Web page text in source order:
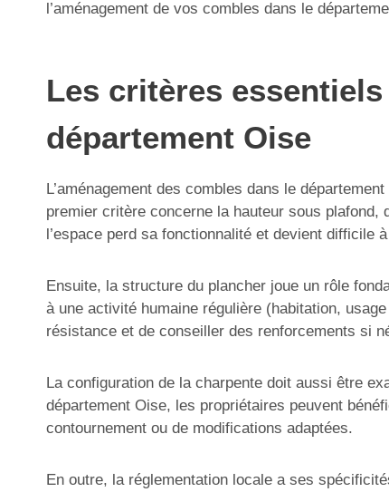
l’aménagement de vos combles dans le
Les critères
département Oise
L’aménagement des combles dans le
premier critère concerne la hauteur sous plafond,
l’espace perd sa fonctionnalité et devient difficile
Ensuite, la structure du plancher joue un rôle
à une activité humaine régulière (habitation,
résistance et de conseiller des renforcements si
La configuration de la charpente doit aussi être
département Oise, les propriétaires peuvent
contournement ou de modifications adaptées.
En outre, la réglementation locale a ses